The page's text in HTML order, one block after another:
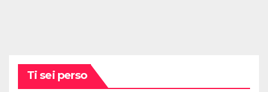
Ti sei perso